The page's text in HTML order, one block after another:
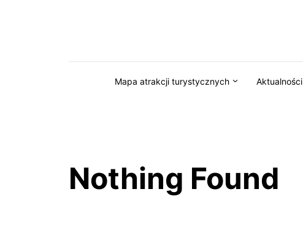
Mapa atrakcji turystycznych Aktualności
Nothing Found